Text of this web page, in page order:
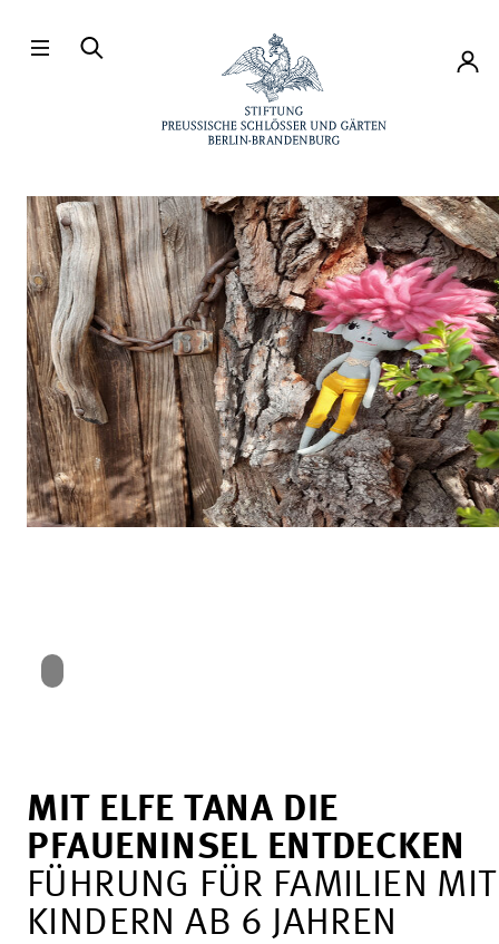
Konto
MIT ELFE TANA DIE
PFAUENINSEL ENTDECKEN
FÜHRUNG FÜR FAMILIEN MIT
KINDERN AB 6 JAHREN